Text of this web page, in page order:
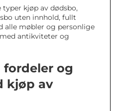
kjøp av dødsbo,
uten innhold, fullt
alle møbler og personlige
antikviteter og
fordeler og
kjøp av